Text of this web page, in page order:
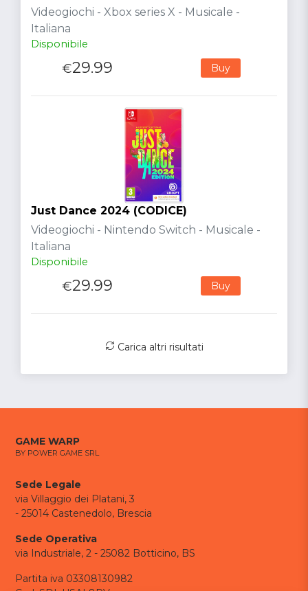
Videogiochi - Xbox series X - Musicale -
Italiana
Disponibile
€29.99 Buy
Just Dance 2024 (CODICE)
Videogiochi - Nintendo Switch - Musicale -
Italiana
Disponibile
€29.99 Buy
Carica altri risultati
GAME WARP
BY POWER GAME SRL
Sede Legale
via Villaggio dei Platani, 3
- 25014 Castenedolo, Brescia
Sede Operativa
via Industriale, 2 - 25082 Botticino, BS
Partita iva 03308130982